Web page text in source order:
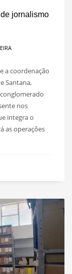
jornalismo
a coordenação
Santana,
nos
integra o
as operações